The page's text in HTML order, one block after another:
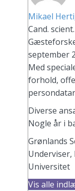
Mikael
Cand.
september
Med
forhold,
Diverse
Nogle år i
Grønlands
Underviser,
Universitet
Vis alle